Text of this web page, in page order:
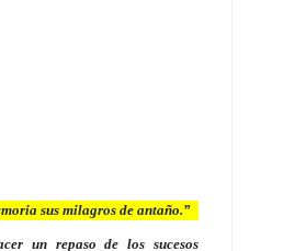
sus milagros de antaño.”
un repaso de los sucesos